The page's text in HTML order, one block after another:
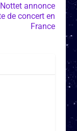
annonce
de concert en
France